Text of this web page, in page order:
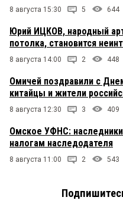
8 августа 15:30 5 644
Юрий ИЦКОВ, народный
потолка, становится
8 августа 14:00 2 448
Омичей поздравили с
китайцы и жители
8 августа 12:30 3 409
Омское УФНС: наследники
налогам наследодателя
8 августа 11:00 2 543